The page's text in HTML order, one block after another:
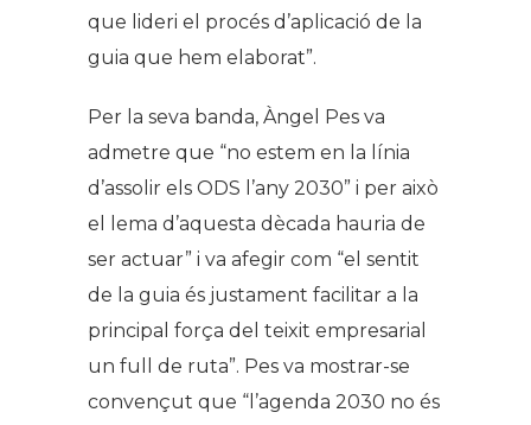
que lideri el procés d’aplicació de la
guia que hem elaborat”.
Per la seva banda, Àngel Pes va
admetre que “no estem en la línia
d’assolir els ODS l’any 2030” i per això
el lema d’aquesta dècada hauria de
ser actuar” i va afegir com “el sentit
de la guia és justament facilitar a la
principal força del teixit empresarial
un full de ruta”. Pes va mostrar-se
convençut que “l’agenda 2030 no és